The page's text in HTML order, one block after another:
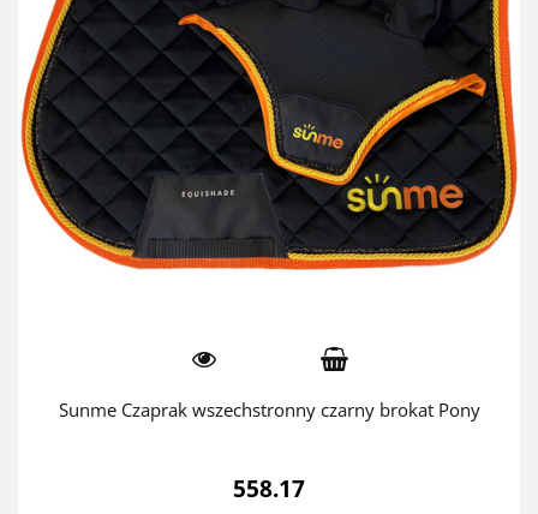
Sunme Czaprak wszechstronny czarny brokat Pony
558.17